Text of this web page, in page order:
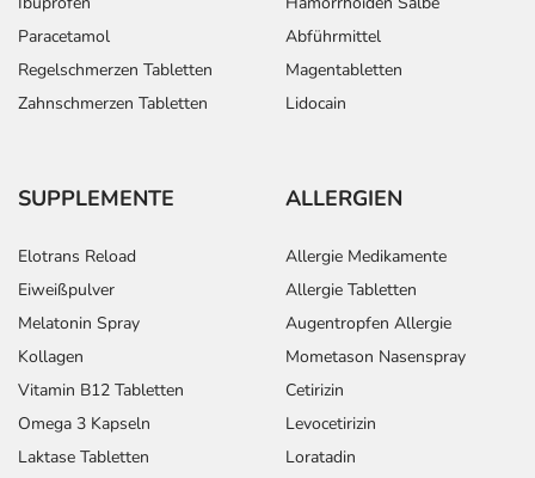
Paracetamol
Regelschmerzen Tabletten
Zahnschmerzen Tabletten
Abführmittel
Magentabletten
Lidocain
SUPPLEMENTE
Elotrans Reload
Eiweißpulver
Melatonin Spray
Kollagen
Vitamin B12 Tabletten
Omega 3 Kapseln
Laktase Tabletten
ALLERGIEN
Allergie Medikamente
Allergie Tabletten
Augentropfen Allergie
Mometason Nasenspray
Cetirizin
Levocetirizin
Loratadin